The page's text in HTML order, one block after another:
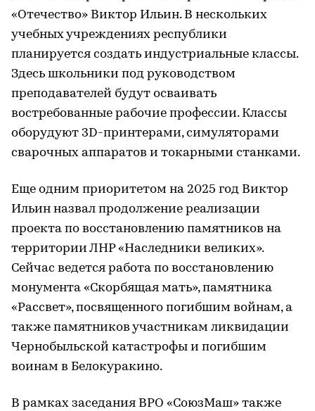
«Отечество» Виктор Ильин. В нескольких
учебных учреждениях республики
планируется создать индустриальные классы.
Здесь школьники под руководством
преподавателей будут осваивать
востребованные рабочие профессии. Классы
оборудуют 3D-принтерами, симуляторами
сварочных аппаратов и токарными станками.
Еще одним приоритетом на 2025 год Виктор
Ильин назвал продолжение реализации
проекта по восстановлению памятников на
территории ЛНР «Наследники великих».
Сейчас ведется работа по восстановлению
монумента «Скорбящая мать», памятника
«Рассвет», посвященного погибшим войнам, а
также памятников участникам ликвидации
Чернобыльской катастрофы и погибшим
воинам в Белокуракино.
В рамках заседания ВРО «СоюзМаш» также